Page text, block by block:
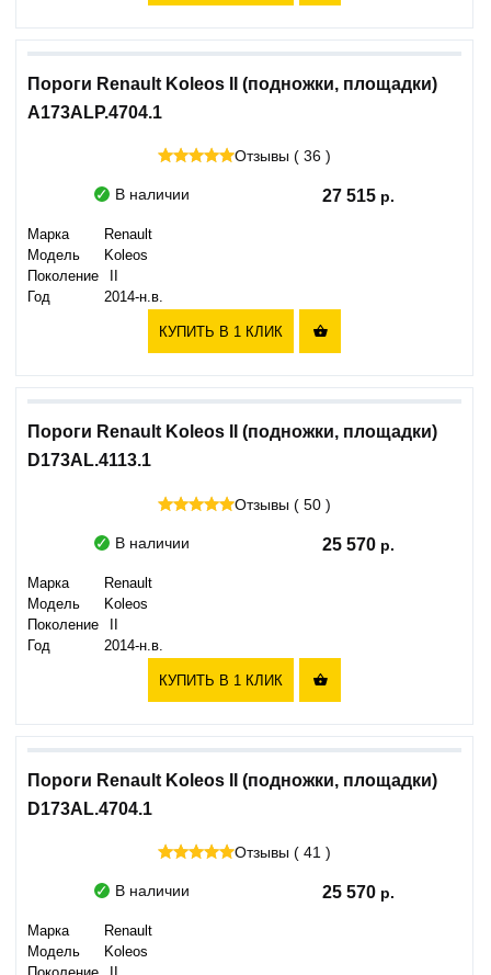
Пороги Renault Koleos II (подножки, площадки)
A173ALP.4704.1
Отзывы ( 36 )
В наличии 27 515
Марка
Renault
Модель
Koleos
Поколение
Год
2014-н.в.
КУПИТЬ В 1 КЛИК 
Пороги Renault Koleos II (подножки, площадки)
D173AL.4113.1
Отзывы ( 50 )
В наличии 25 570
Марка
Renault
Модель
Koleos
Поколение
Год
2014-н.в.
КУПИТЬ В 1 КЛИК 
Пороги Renault Koleos II (подножки, площадки)
D173AL.4704.1
Отзывы ( 41 )
В наличии 25 570
Марка
Renault
Модель
Koleos